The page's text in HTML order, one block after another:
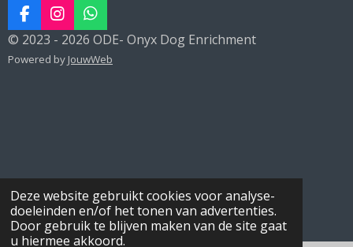
Deze website gebruikt cookies voor analyse-
doeleinden en/of het tonen van advertenties.
Door gebruik te blijven maken van de site gaat
u hiermee akkoord.
F
a
c
e
I
n
s
t
W
h
a
t
© 2023 - 2026 ODE- Onyx Dog Enrichment
Powered by JouwWeb